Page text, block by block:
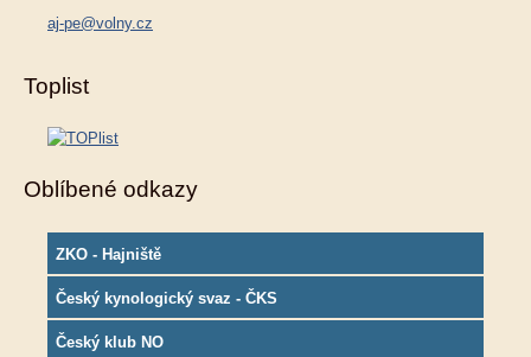
aj-pe@volny.cz
Toplist
Oblíbené odkazy
ZKO - Hajniště
Český kynologický svaz - ČKS
Český klub NO